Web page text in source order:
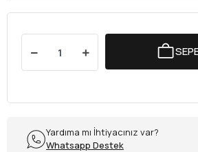
Yardıma mı İhtiyacınız var?
Whatsapp Destek